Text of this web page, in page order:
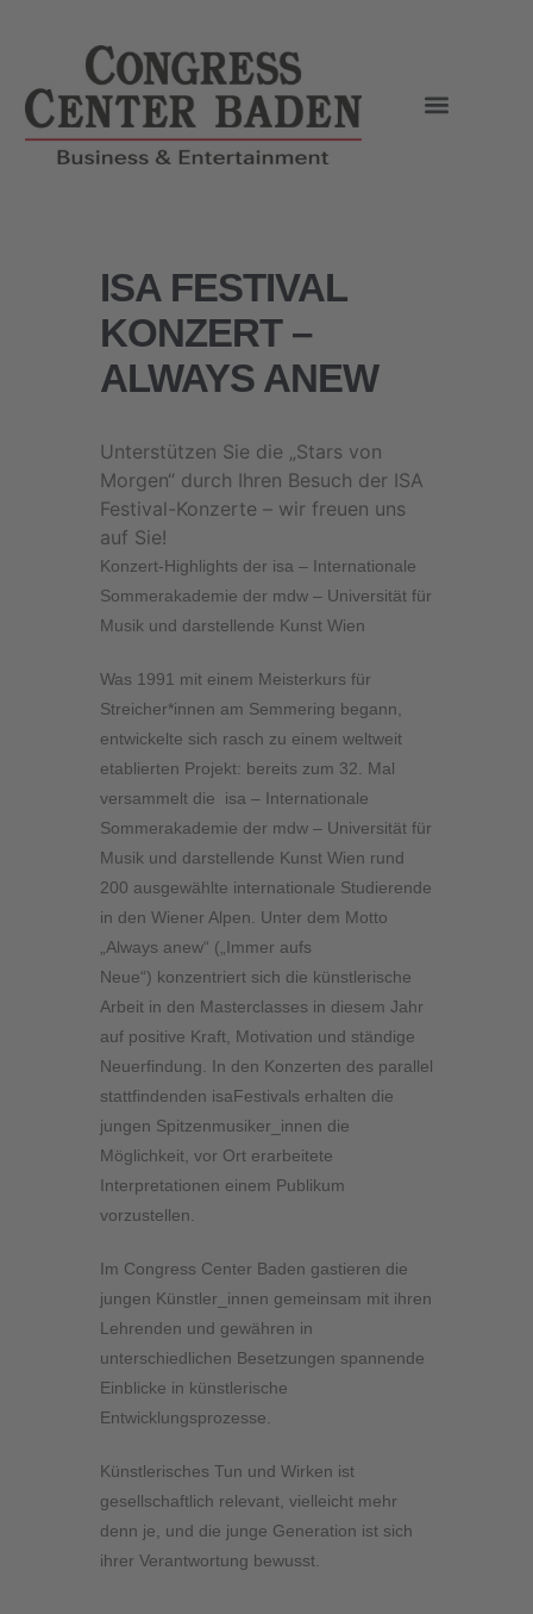
ISA FESTIVAL
KONZERT –
ALWAYS ANEW
Unterstützen Sie die „Stars von
Morgen“ durch Ihren Besuch der ISA
Festival-Konzerte – wir freuen uns
auf Sie!
Konzert-Highlights der isa – Internationale
Sommerakademie der mdw – Universität für
Musik und darstellende Kunst Wien
Was 1991 mit einem Meisterkurs für
Streicher*innen am Semmering begann,
entwickelte sich rasch zu einem weltweit
etablierten Projekt: bereits zum 32. Mal
versammelt die isa – Internationale
Sommerakademie der mdw – Universität für
Musik und darstellende Kunst Wien rund
200 ausgewählte internationale Studierende
in den Wiener Alpen. Unter dem Motto
„Always anew“ („Immer aufs
Neue“) konzentriert sich die künstlerische
Arbeit in den Masterclasses in diesem Jahr
auf positive Kraft, Motivation und ständige
Neuerfindung. In den Konzerten des parallel
stattfindenden isaFestivals erhalten die
jungen Spitzenmusiker_innen die
Möglichkeit, vor Ort erarbeitete
Interpretationen einem Publikum
vorzustellen.
Im Congress Center Baden gastieren die
jungen Künstler_innen gemeinsam mit ihren
Lehrenden und gewähren in
unterschiedlichen Besetzungen spannende
Einblicke in künstlerische
Entwicklungsprozesse.
Künstlerisches Tun und Wirken ist
gesellschaftlich relevant, vielleicht mehr
denn je, und die junge Generation ist sich
ihrer Verantwortung bewusst.